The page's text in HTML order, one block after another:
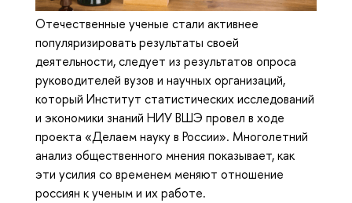
Отечественные ученые стали активнее
популяризировать результаты своей
деятельности, следует из результатов опроса
руководителей вузов и научных организаций,
который Институт статистических исследований
и экономики знаний НИУ ВШЭ провел в ходе
проекта «Делаем науку в России». Многолетний
анализ общественного мнения показывает, как
эти усилия со временем меняют отношение
россиян к ученым и их работе.